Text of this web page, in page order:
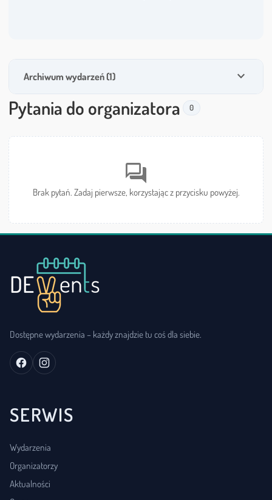
Archiwum wydarzeń (1) expand_more
Pytania do organizatora 0
forum
Brak pytań. Zadaj pierwsze, korzystając z przycisku powyżej.
Dostępne wydarzenia – każdy znajdzie tu coś dla siebie.
SERWIS
Wydarzenia
Organizatorzy
Aktualności